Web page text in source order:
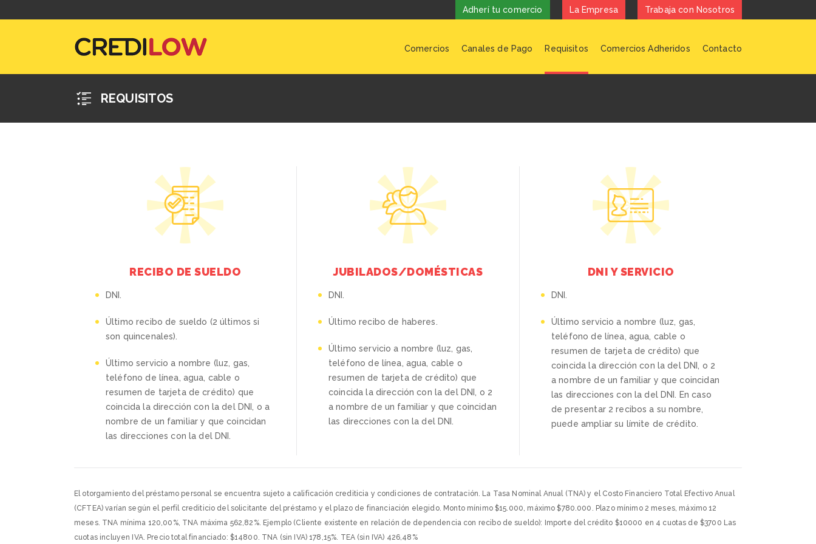
Adherí tu comercio La Empresa Trabaja con Nosotros
Comercios Canales de Pago Requisitos Comercios Adheridos Contacto
REQUISITOS
RECIBO DE SUELDO
DNI.
Último recibo de sueldo (2 últimos si
son quincenales).
Último servicio a nombre (luz, gas,
teléfono de línea, agua, cable o
resumen de tarjeta de crédito) que
coincida la dirección con la del DNI, o a
nombre de un familiar y que coincidan
las direcciones con la del DNI.
JUBILADOS/DOMÉSTICAS
DNI.
Último recibo de haberes.
Último servicio a nombre (luz, gas,
teléfono de línea, agua, cable o
resumen de tarjeta de crédito) que
coincida la dirección con la del DNI, o 2
a nombre de un familiar y que coincidan
las direcciones con la del DNI.
DNI Y SERVICIO
DNI.
Último servicio a nombre (luz, gas,
teléfono de línea, agua, cable o
resumen de tarjeta de crédito) que
coincida la dirección con la del DNI, o 2
a nombre de un familiar y que coincidan
las direcciones con la del DNI. En caso
de presentar 2 recibos a su nombre,
puede ampliar su límite de crédito.
El otorgamiento del préstamo personal se encuentra sujeto a calificación crediticia y condiciones de contratación. La Tasa Nominal Anual (TNA) y el Costo Financiero Total Efectivo Anual
(CFTEA) varían según el perfil crediticio del solicitante del préstamo y el plazo de financiación elegido. Monto mínimo $15.000, máximo $780.000. Plazo mínimo 2 meses, máximo 12
meses. TNA mínima 120,00%, TNA máxima 562,82%. Ejemplo (Cliente existente en relación de dependencia con recibo de sueldo): Importe del crédito $10000 en 4 cuotas de $3700 Las
cuotas incluyen IVA. Precio total financiado: $14800. TNA (sin IVA) 178,15%. TEA (sin IVA) 426,48%